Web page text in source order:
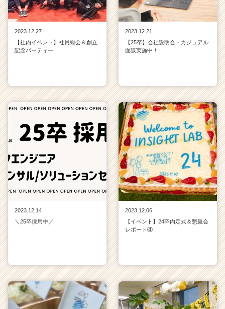
2023.12.27
【社内イベント】社員総会＆創立
記念パーティー
2023.12.21
【25卒】会社説明会・カジュアル
面談実施中！
2023.12.14
＼25卒採用中／
2023.12.06
【イベント】24卒内定式＆懇親会
レポート④